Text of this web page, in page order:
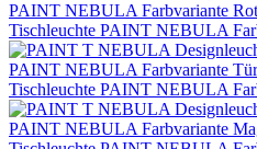
Tischleuchte PAINT NEBULA
Tischleuchte PAINT NEBULA